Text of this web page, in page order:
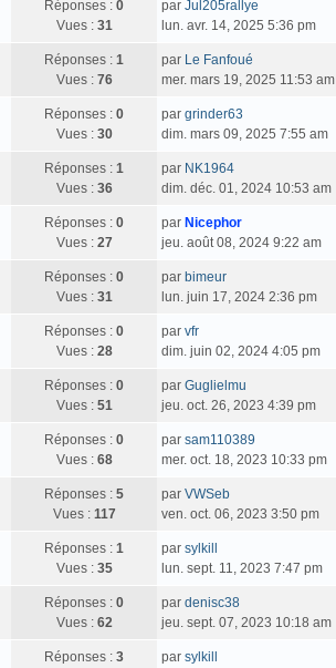
Réponses : 0
Vues : 31
par Jul205rallye
lun. avr. 14, 2025 5:36 pm
Réponses : 1
Vues : 76
par Le Fanfoué
mer. mars 19, 2025 11:53 am
Réponses : 0
Vues : 30
par grinder63
dim. mars 09, 2025 7:55 am
Réponses : 1
Vues : 36
par NK1964
dim. déc. 01, 2024 10:53 am
Réponses : 0
Vues : 27
par Nicephor
jeu. août 08, 2024 9:22 am
Réponses : 0
Vues : 31
par bimeur
lun. juin 17, 2024 2:36 pm
Réponses : 0
Vues : 28
par vfr
dim. juin 02, 2024 4:05 pm
Réponses : 0
Vues : 51
par Guglielmu
jeu. oct. 26, 2023 4:39 pm
Réponses : 0
Vues : 68
par sam110389
mer. oct. 18, 2023 10:33 pm
Réponses : 5
Vues : 117
par VWSeb
ven. oct. 06, 2023 3:50 pm
Réponses : 1
Vues : 35
par sylkill
lun. sept. 11, 2023 7:47 pm
Réponses : 0
Vues : 62
par denisc38
jeu. sept. 07, 2023 10:18 am
Réponses : 3
par sylkill